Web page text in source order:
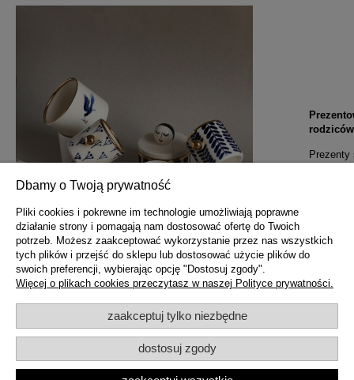
Prezenty
czytaj całość »
Dbamy o Twoją prywatność
Pliki cookies i pokrewne im technologie umożliwiają poprawne
działanie strony i pomagają nam dostosować ofertę do Twoich
potrzeb. Możesz zaakceptować wykorzystanie przez nas wszystkich
tych plików i przejść do sklepu lub dostosować użycie plików do
swoich preferencji, wybierając opcję "Dostosuj zgody".
Więcej o plikach cookies przeczytasz w naszej Polityce prywatności.
zaakceptuj tylko niezbędne
dostosuj zgody